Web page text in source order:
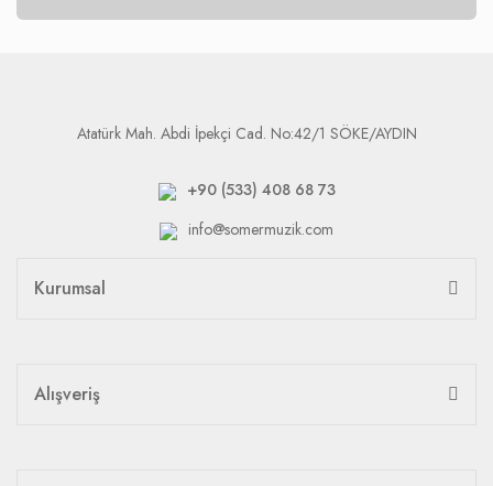
Atatürk Mah. Abdi İpekçi Cad. No:42/1 SÖKE/AYDIN
+90 (533) 408 68 73
info@somermuzik.com
Kurumsal
Alışveriş